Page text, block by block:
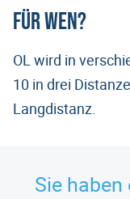
Für wen?
OL wird in
10 in drei
Langdistanz.
Sie